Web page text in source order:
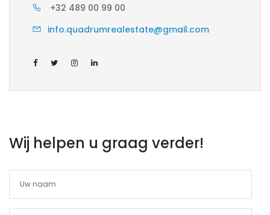
+32 489 00 99 00
info.quadrumrealestate@gmail.com
Wij helpen u graag verder!